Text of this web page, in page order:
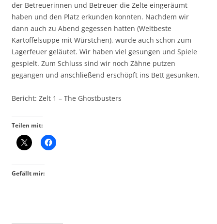
der Betreuerinnen und Betreuer die Zelte eingeräumt
haben und den Platz erkunden konnten. Nachdem wir
dann auch zu Abend gegessen hatten (Weltbeste
Kartoffelsuppe mit Würstchen), wurde auch schon zum
Lagerfeuer geläutet. Wir haben viel gesungen und Spiele
gespielt. Zum Schluss sind wir noch Zähne putzen
gegangen und anschließend erschöpft ins Bett gesunken.
Bericht: Zelt 1 – The Ghostbusters
Teilen mit:
Gefällt mir: